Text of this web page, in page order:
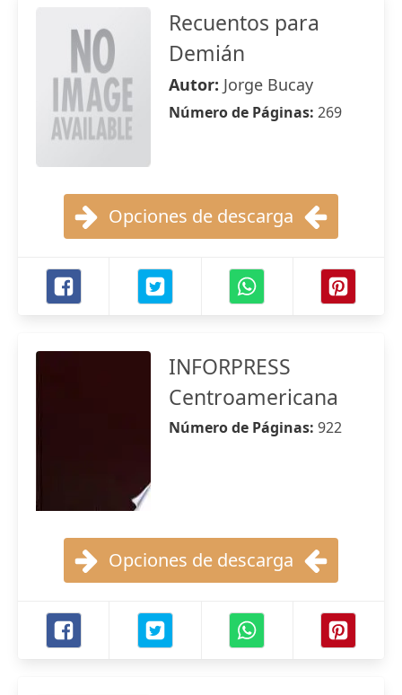
Recuentos para
Demián
Autor: Jorge Bucay
Número de Páginas: 269
Opciones de descarga
INFORPRESS
Centroamericana
Número de Páginas: 922
Opciones de descarga